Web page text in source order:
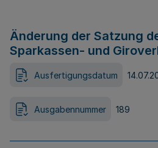
Änderung der Satzung
Sparkassen- und
Ausfertigungsdatum
Ausgabennummer 189